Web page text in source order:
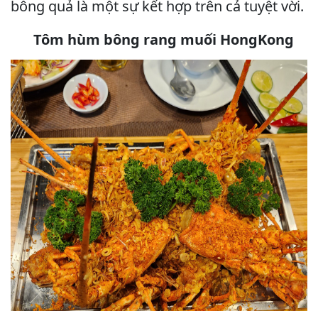
bông quả là một sự kết hợp trên cả tuyệt vời.
Tôm hùm bông rang muối HongKong